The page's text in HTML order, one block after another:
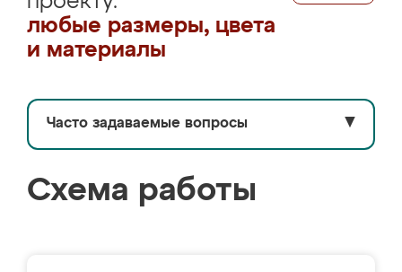
любые размеры, цвета
и материалы
Часто задаваемые вопросы ▼
Схема работы